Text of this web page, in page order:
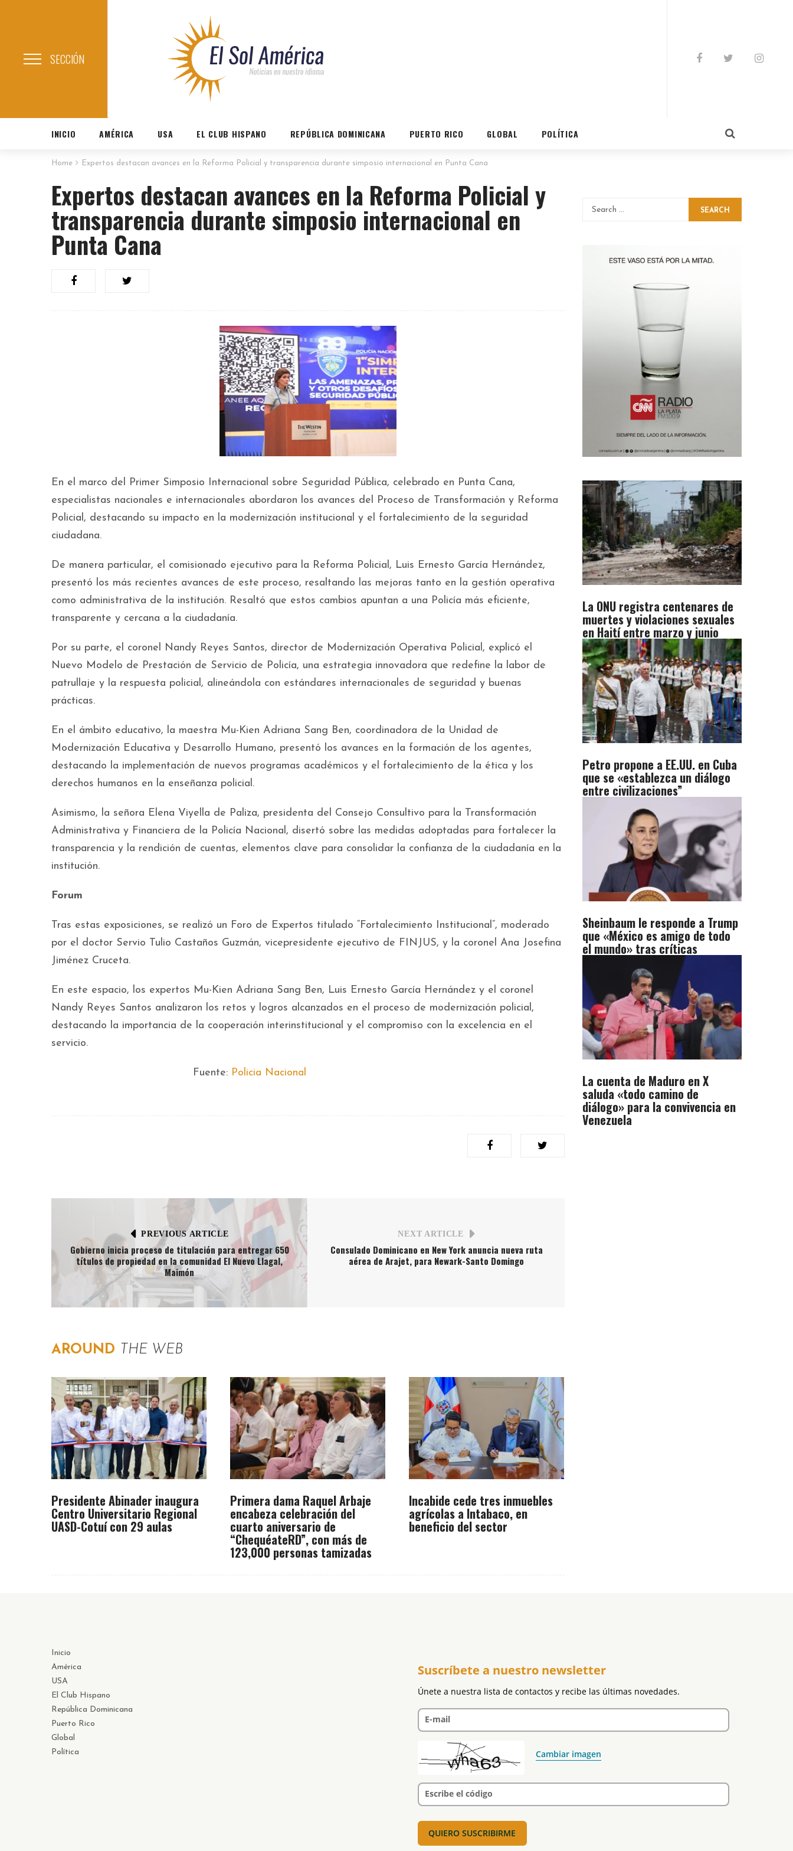
SECCIÓN
INICIO AMÉRICA USA EL CLUB HISPANO REPÚBLICA DOMINICANA PUERTO RICO GLOBAL POLÍTICA
Home Expertos destacan avances en la Reforma Policial y transparencia durante simposio internacional en Punta Cana
Expertos destacan avances en la Reforma Policial y
transparencia durante simposio internacional en
Punta Cana
En el marco del Primer Simposio Internacional sobre Seguridad Pública, celebrado en Punta Cana,
especialistas nacionales e internacionales abordaron los avances del Proceso de Transformación y Reforma
Policial, destacando su impacto en la modernización institucional y el fortalecimiento de la seguridad
ciudadana.
De manera particular, el comisionado ejecutivo para la Reforma Policial, Luis Ernesto García Hernández,
presentó los más recientes avances de este proceso, resaltando las mejoras tanto en la gestión operativa
como administrativa de la institución. Resaltó que estos cambios apuntan a una Policía más eficiente,
transparente y cercana a la ciudadanía.
Por su parte, el coronel Nandy Reyes Santos, director de Modernización Operativa Policial, explicó el
Nuevo Modelo de Prestación de Servicio de Policía, una estrategia innovadora que redefine la labor de
patrullaje y la respuesta policial, alineándola con estándares internacionales de seguridad y buenas
prácticas.
En el ámbito educativo, la maestra Mu-Kien Adriana Sang Ben, coordinadora de la Unidad de
Modernización Educativa y Desarrollo Humano, presentó los avances en la formación de los agentes,
destacando la implementación de nuevos programas académicos y el fortalecimiento de la ética y los
derechos humanos en la enseñanza policial.
Asimismo, la señora Elena Viyella de Paliza, presidenta del Consejo Consultivo para la Transformación
Administrativa y Financiera de la Policía Nacional, disertó sobre las medidas adoptadas para fortalecer la
transparencia y la rendición de cuentas, elementos clave para consolidar la confianza de la ciudadanía en la
institución.
Forum
Tras estas exposiciones, se realizó un Foro de Expertos titulado “Fortalecimiento Institucional”, moderado
por el doctor Servio Tulio Castaños Guzmán, vicepresidente ejecutivo de FINJUS, y la coronel Ana Josefina
Jiménez Cruceta.
En este espacio, los expertos Mu-Kien Adriana Sang Ben, Luis Ernesto García Hernández y el coronel
Nandy Reyes Santos analizaron los retos y logros alcanzados en el proceso de modernización policial,
destacando la importancia de la cooperación interinstitucional y el compromiso con la excelencia en el
servicio.
Fuente: Policia Nacional
PREVIOUS ARTICLE
Gobierno inicia proceso de titulación para entregar 650
títulos de propiedad en la comunidad El Nuevo Llagal,
Maimón
NEXT ARTICLE
Consulado Dominicano en New York anuncia nueva ruta
aérea de Arajet, para Newark-Santo Domingo
AROUND THE WEB
Presidente Abinader inaugura
Centro Universitario Regional
UASD-Cotuí con 29 aulas
Primera dama Raquel Arbaje
encabeza celebración del
cuarto aniversario de
“ChequéateRD”, con más de
123,000 personas tamizadas
Incabide cede tres inmuebles
agrícolas a Intabaco, en
beneficio del sector
SEARCH
La ONU registra centenares de
muertes y violaciones sexuales
en Haití entre marzo y junio
Petro propone a EE.UU. en Cuba
que se «establezca un diálogo
entre civilizaciones”
Sheinbaum le responde a Trump
que «México es amigo de todo
el mundo» tras críticas
La cuenta de Maduro en X
saluda «todo camino de
diálogo» para la convivencia en
Venezuela
Inicio
América
USA
El Club Hispano
República Dominicana
Puerto Rico
Global
Política
Suscríbete a nuestro newsletter
Únete a nuestra lista de contactos y recibe las últimas novedades.
E-mail
Cambiar imagen
Escribe el código